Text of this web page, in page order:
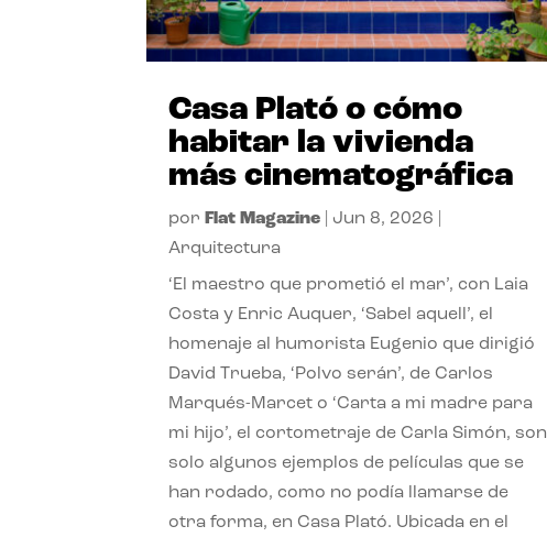
Casa Plató o cómo
habitar la vivienda
más cinematográfica
por Flat Magazine Jun 8, 2026
Arquitectura
‘El maestro que prometió el mar’, con Laia
Costa y Enric Auquer, ‘Sabel aquell’, el
homenaje al humorista Eugenio que dirigió
David Trueba, ‘Polvo serán’, de Carlos
Marqués-Marcet o ‘Carta a mi madre para
mi hijo’, el cortometraje de Carla Simón, son
solo algunos ejemplos de películas que se
han rodado, como no podía llamarse de
otra forma, en Casa Plató. Ubicada en el